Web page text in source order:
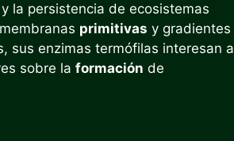
la persistencia de ecosistemas
primitivas y gradientes
sus enzimas termófilas interesan a
sobre la formación de